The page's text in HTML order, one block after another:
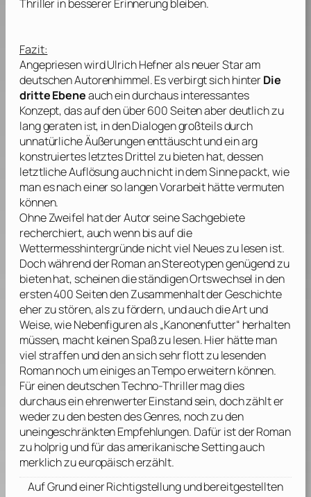
Thriller in besserer Erinnerung bleiben.
Fazit:
Angepriesen wirdUlrich Hefnerals neuer Star am
deutschen Autorenhimmel. Es verbirgt sich hinterDie
dritte Ebeneauch ein durchaus interessantes
Konzept, das auf den über 600 Seiten aber deutlich zu
lang geraten ist, in den Dialogen großteils durch
unnatürliche Äußerungen enttäuscht und ein arg
konstruiertes letztes Drittel zu bieten hat, dessen
letztliche Auflösung auch nicht in dem Sinne packt, wie
man es nach einer so langen Vorarbeit hätte vermuten
können.
Ohne Zweifel hat der Autor seine Sachgebiete
recherchiert, auch wenn bis auf die
Wettermesshintergründe nicht viel Neues zu lesen ist.
Doch während der Roman an Stereotypen genügend zu
bieten hat, scheinen die ständigen Ortswechsel in den
ersten 400 Seiten den Zusammenhalt der Geschichte
eher zu stören, als zu fördern, und auch die Art und
Weise, wie Nebenfiguren als „Kanonenfutter“ herhalten
müssen, macht keinen Spaß zu lesen. Hier hätte man
viel straffen und den an sich sehr flott zu lesenden
Roman noch um einiges an Tempo erweitern können.
Für einen deutschen Techno-Thriller mag dies
durchaus ein ehrenwerter Einstand sein, doch zählt er
weder zu den besten des Genres, noch zu den
uneingeschränkten Empfehlungen. Dafür ist der Roman
zu holprig und für das amerikanische Setting auch
merklich zu europäisch erzählt.
Auf Grund einer Richtigstellung und bereitgestellten